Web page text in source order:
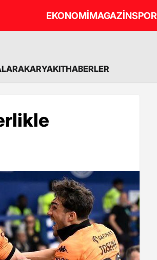
EKONOMİMAGAZİNSPOR
AKARYAKITHABERLER